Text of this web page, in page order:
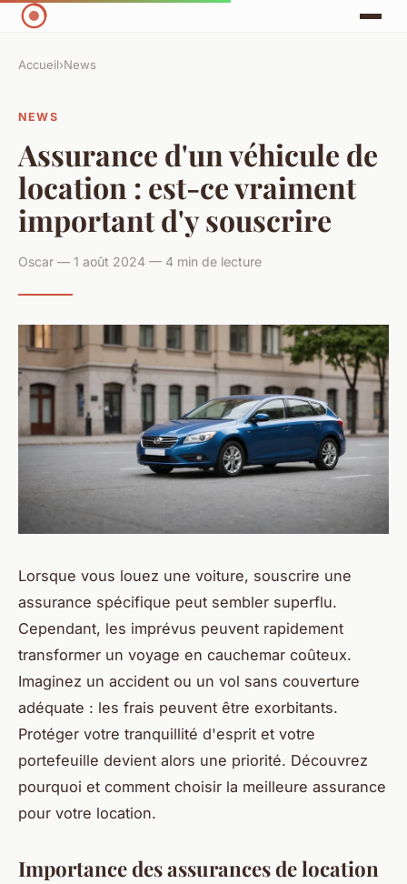
Accueil›News
NEWS
Assurance d'un véhicule de
location : est-ce vraiment
important d'y souscrire
Oscar — 1 août 2024 — 4 min de lecture
Lorsque vous louez une voiture, souscrire une
assurance spécifique peut sembler superflu.
Cependant, les imprévus peuvent rapidement
transformer un voyage en cauchemar coûteux.
Imaginez un accident ou un vol sans couverture
adéquate : les frais peuvent être exorbitants.
Protéger votre tranquillité d'esprit et votre
portefeuille devient alors une priorité. Découvrez
pourquoi et comment choisir la meilleure assurance
pour votre location.
Importance des assurances de location